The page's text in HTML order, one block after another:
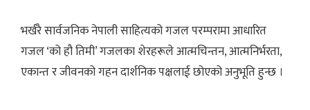
भर्खरै सार्वजनिक नेपाली साहित्यको गजल परम्परामा आधारित
गजल ‘को हौ तिमी’ गजलका शेरहरूले आत्मचिन्तन, आत्मनिर्भरता,
एकान्त र जीवनको गहन दार्शनिक पक्षलाई छोएको अनुभूति हुन्छ ।